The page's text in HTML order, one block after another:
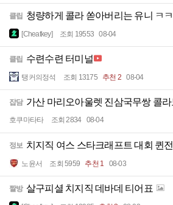
클립 청량하게 콜라 쏟아버리는 유니 ㅋ
[Cheatkey] 조회 19553 08-04
클립 수련수련 터미널
탱커의정석 조회 13175 추천 2 08-04
잡담 가산 마리오아울렛 진삼국무쌍 콜라
호쿠마타타 조회 2834 08-04
정보 치지직 여스 스타크래프트 대회 퀸
노윤서 조회 5959 추천 1 08-03
짤방 살구피셜 치지직 데바데 티어표